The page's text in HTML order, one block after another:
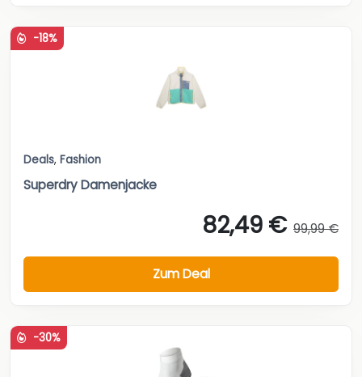
-18%
Deals, Fashion
Superdry Damenjacke
82,49 € 99,99 €
Zum Deal
-30%